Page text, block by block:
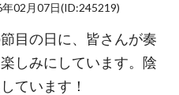
年02月07日(ID:245219)
目の日に、皆さんが奏
しみにしています。陰
ています！